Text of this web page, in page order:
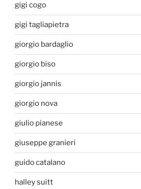
gigi cogo
gigi tagliapietra
giorgio bardaglio
giorgio biso
giorgio jannis
giorgio nova
giulio pianese
giuseppe granieri
guido catalano
halley suitt